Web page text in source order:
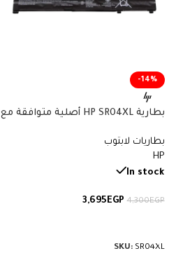
-14%
بطارية HP SR04XL أصلية متوافقة مع
70.07 واط/ساعة
بطاريات لابتوب
HP
In stock
4,300EGP
3,695EGP
SKU: SR04XL